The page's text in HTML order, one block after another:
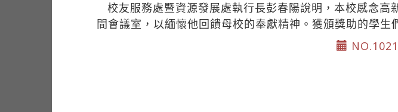
校友服務處暨資源發展處執行長彭春陽說明，本校感念
間會議室，以緬懷他回饋母校的奉獻精神。獲頒獎助的學生